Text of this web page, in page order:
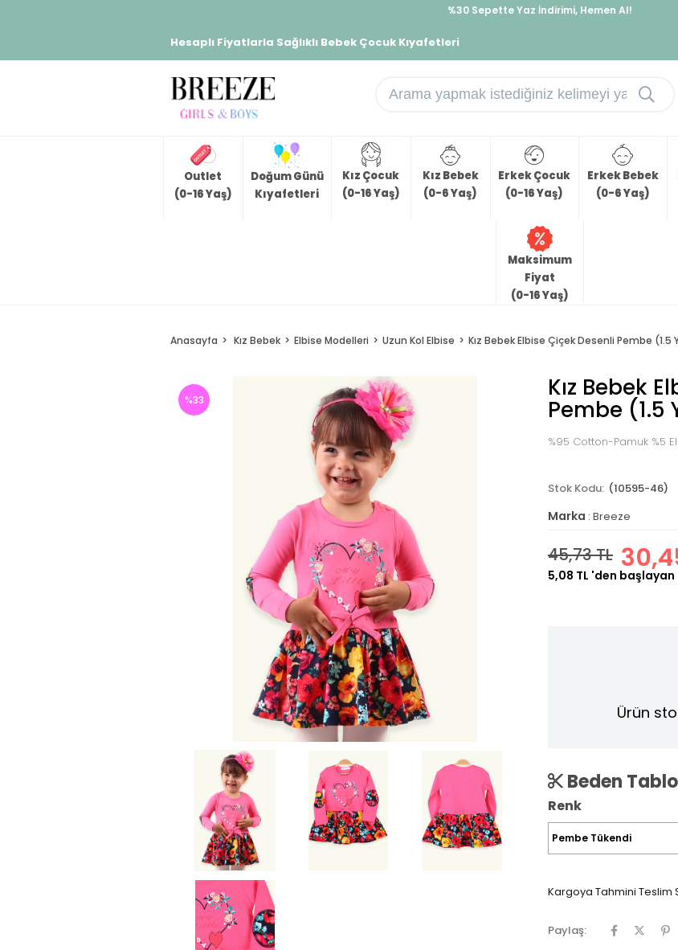
%30 Sepette Yaz İndirimi, Hemen Al!
Hesaplı Fiyatlarla Sağlıklı Bebek Çocuk Kıyafetleri
Outlet
(0-16 Yaş)
Doğum Günü
Kıyafetleri
Kız Çocuk
(0-16 Yaş)
Kız Bebek
(0-6 Yaş)
Erkek Çocuk
(0-16 Yaş)
Erkek Bebek
(0-6 Yaş)
Maksimum
Fiyat
(0-16 Yaş)
Anasayfa Kız Bebek Elbise Modelleri Uzun Kol Elbise Kız Bebek Elbise Çiçek Desenli Pembe (1.5
%33 Kız Bebek
Pembe (1.5
%95 Cotton-Pamuk %5
(10595-46)
Marka : Breeze
45,73 TL
5,08 TL 'den
Ürün
Beden
Renk
Kargoya Tahmini Teslim
Paylaş: